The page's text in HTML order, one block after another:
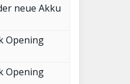
neue Akku
Opening
Opening